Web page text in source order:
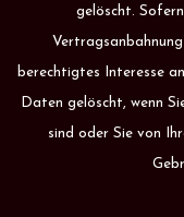
gelöscht.
berechtigtes Interesse
Daten gelöscht, wenn
sind oder Sie von